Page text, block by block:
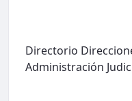
Directorio
Administración